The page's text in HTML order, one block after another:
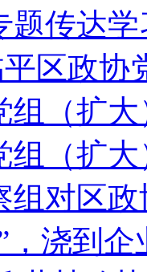
题传达
区政协
组（扩
组（扩
组对区
，浇到